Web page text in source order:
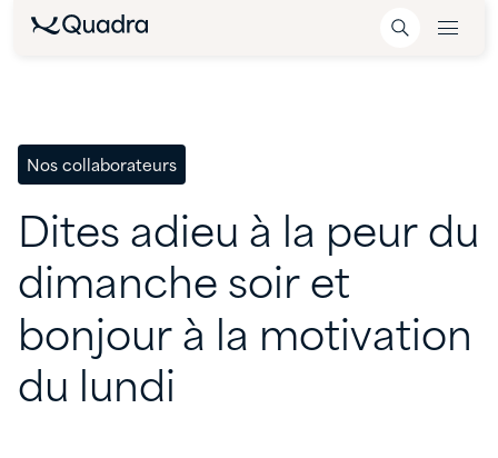
Nos collaborateurs
Dites adieu à la peur du
dimanche soir et
bonjour à la motivation
du
lundi